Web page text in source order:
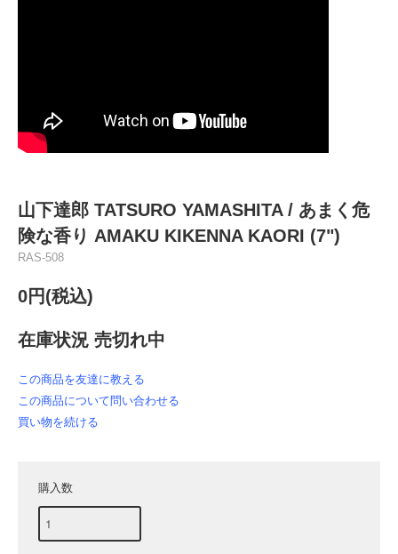
山下達郎 TATSURO YAMASHITA / あまく危
険な香り AMAKU KIKENNA KAORI (7")
RAS-508
0円(税込)
在庫状況 売切れ中
この商品を友達に教える
この商品について問い合わせる
買い物を続ける
購入数